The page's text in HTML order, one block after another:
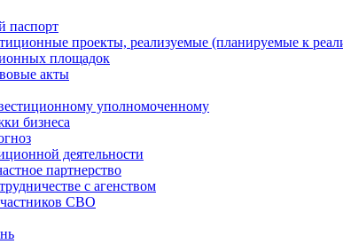
паспорт
проекты, реализуемые (планируемые к
площадок
акты
уполномоченному
бизнеса
деятельности
партнерство
с агенством
СВО